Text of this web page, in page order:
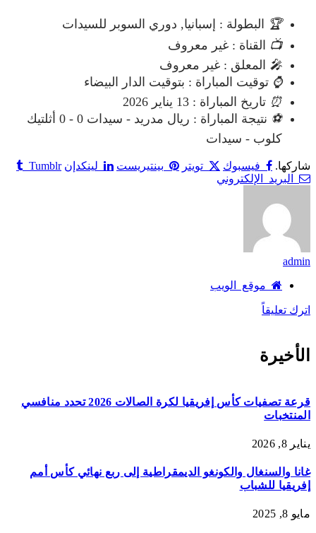
🏆
البطولة : إسبانيا, دوري السوبر للسيدات
📺 القناة : غير معروف
🎤 المعلق : غير معروف
⌚ توقيت المباراة : بتوقيت الدار البيضاء
⏰ تاريخ المباراة : 13 يناير 2026
⚽
نتيجة المباراة : ريال مدريد - سيدات 0 - 0 أثلتيك
كلوب - سيدات
شاركها. فيسبوك تويتر بينتيريست لينكدإن Tumblr
البريد الإلكتروني
admin
موقع الويب
اترك تعليقاً
الأخيرة
قرعة تصفيات كأس إفريقيا لكرة الصالات 2026 تحدد منافسي
المنتخبات
يناير 8, 2026
غانا والسنغال والكونغو الديمقراطية إلى ربع نهائي كأس أمم
إفريقيا للشباب
مايو 8, 2025